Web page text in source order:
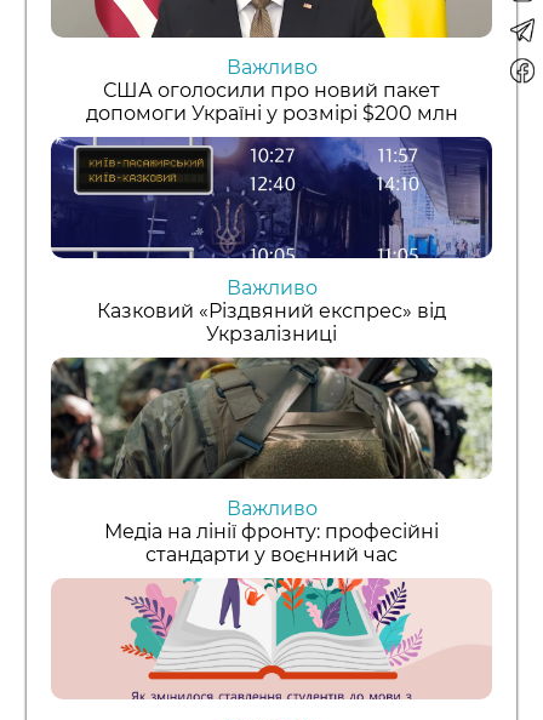
Важливо
США оголосили про новий пакет
допомоги Україні у розмірі $200 млн
Важливо
Казковий «Різдвяний експрес» від
Укрзалізниці
Важливо
Медіа на лінії фронту: професійні
стандарти у воєнний час